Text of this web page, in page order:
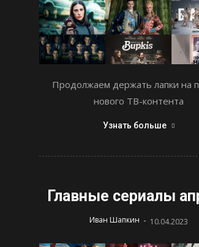
Продолжаем держать лапки на
нового ТВ-контента
Узнать больше
Главные сериалы
Иван Шапкин - 10.04.2023